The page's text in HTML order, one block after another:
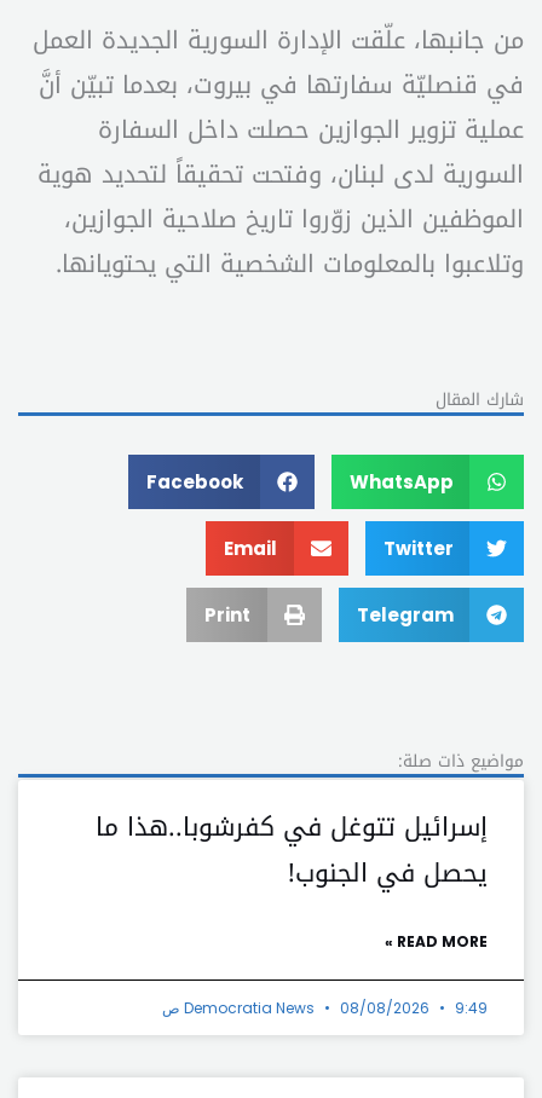
من جانبها، علّقت الإدارة السورية الجديدة العمل
في قنصليّة سفارتها في بيروت، بعدما تبيّن أنَّ
عملية تزوير الجوازين حصلت داخل السفارة
السورية لدى لبنان، وفتحت تحقيقاً لتحديد هوية
الموظفين الذين زوّروا تاريخ صلاحية الجوازين،
وتلاعبوا بالمعلومات الشخصية التي يحتويانها.
شارك المقال
WhatsApp
Facebook
Twitter
Email
Telegram
Print
مواضيع ذات صلة:
إسرائيل تتوغل في كفرشوبا..هذا ما
يحصل في الجنوب!
READ MORE »
Democratia News 08/08/2026 9:49 ص